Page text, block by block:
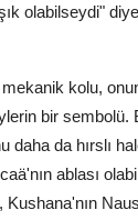
olabilseydi"
kolu,
bir sembolü.
daha da hırslı
ablası